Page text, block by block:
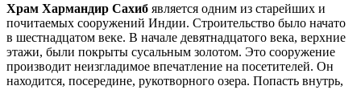
Храм Хармандир Сахиб является одним из старейших и
почитаемых сооружений Индии. Строительство было начато
в шестнадцатом веке. В начале девятнадцатого века, верхние
этажи, были покрыты сусальным золотом. Это сооружение
производит неизгладимое впечатление на посетителей. Он
находится, посередине, рукотворного озера. Попасть внутрь,